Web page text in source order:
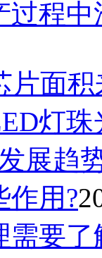
过程
片面
灯
展趋
作用?
需要了